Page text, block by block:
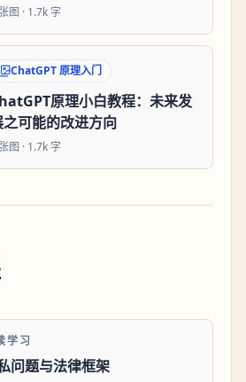
张图 · 1.7k 字
ChatGPT 原理入门
原理小白教程：未来发
之可能的改进方向
张图 · 1.7k 字
学习
问题与法律框架